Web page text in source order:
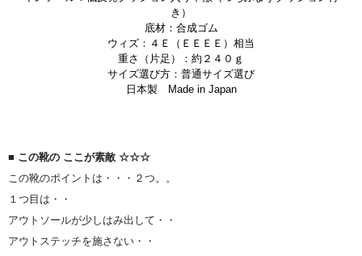
き）
底材：合成ゴム
ウィズ：４Ｅ（ＥＥＥＥ）相当
重さ（片足）：約２４０ｇ
サイズ選び方：普通サイズ選び
日本製 Made in Japan
■ この靴の ここが素敵 ☆☆☆
この靴のポイントは・・・２つ。。
１つ目は・・
アウトソールが少しはみ出して・・
アウトステッチを施さない・・